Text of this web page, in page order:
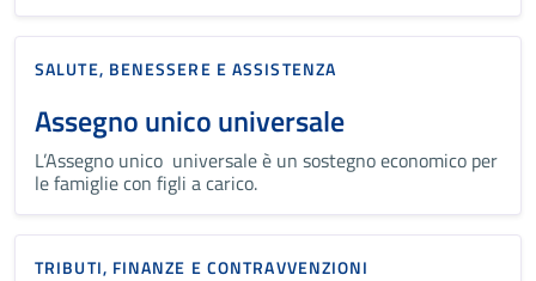
SALUTE, BENESSERE E ASSISTENZA
Assegno unico universale
L’Assegno unico universale è un sostegno economico per
le famiglie con figli a carico.
TRIBUTI, FINANZE E CONTRAVVENZIONI